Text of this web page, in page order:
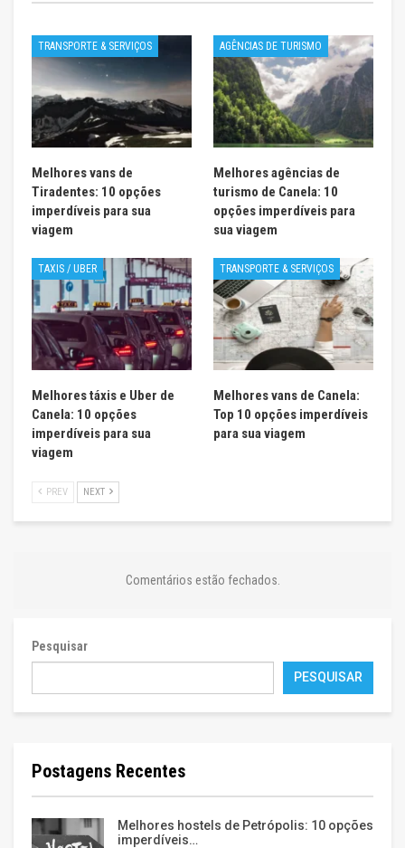
TRANSPORTE & SERVIÇOS
Melhores vans de
Tiradentes: 10 opções
imperdíveis para sua
viagem
AGÊNCIAS DE TURISMO
Melhores agências de
turismo de Canela: 10
opções imperdíveis para
sua viagem
TAXIS / UBER
Melhores táxis e Uber de
Canela: 10 opções
imperdíveis para sua
viagem
TRANSPORTE & SERVIÇOS
Melhores vans de Canela:
Top 10 opções imperdíveis
para sua viagem
PREV NEXT
Comentários estão fechados.
Pesquisar
PESQUISAR
Postagens Recentes
Melhores hostels de Petrópolis: 10 opções
imperdíveis…